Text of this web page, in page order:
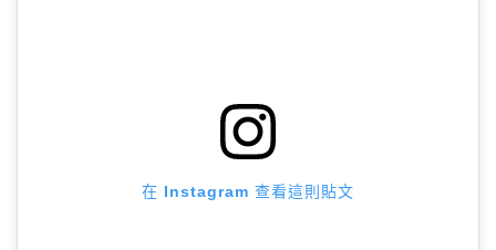
在 Instagram 查看這則貼文